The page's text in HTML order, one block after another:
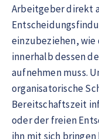
Arbeitgeber direkt
einzubeziehen,
innerhalb dessen
aufnehmen muss.
organisatorische
Bereitschaftszeit
oder der freien
ihn mit sich bringen